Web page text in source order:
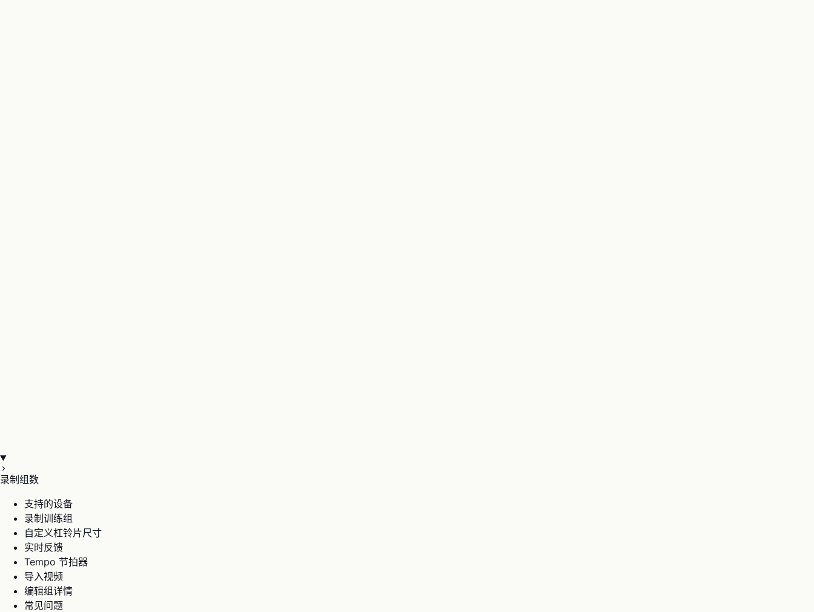
录制组数
支持的设备
录制训练组
自定义杠铃片尺寸
实时反馈
Tempo 节拍器
导入视频
编辑组详情
常见问题